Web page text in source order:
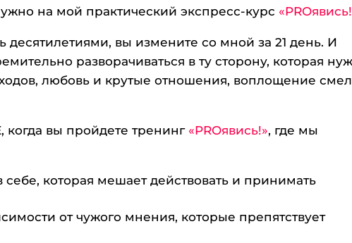
на мой практический экспресс-курс
десятилетиями, вы измените со мной за 21 день. И
разворачиваться в ту сторону, которая
любовь и крутые отношения, воплощение
когда вы пройдете тренинг «PROявись!», где мы
которая мешает действовать и принимать
от чужого мнения, которые препятствует